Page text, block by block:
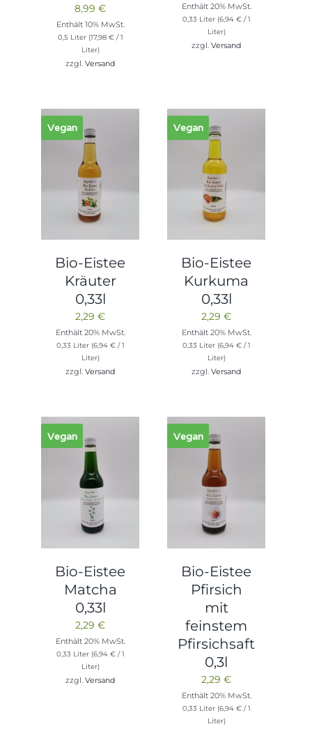
8,99€
Enthält 10% MwSt.
0,5 Liter (17,98 €/ 1
Liter)
zzgl.Versand
Enthält 20% MwSt.
0,33 Liter (6,94 €/ 1
Liter)
zzgl.Versand
Vegan
Bio-Eistee
Kräuter
0,33l
2,29€
Enthält 20% MwSt.
0,33 Liter (6,94 €/ 1
Liter)
zzgl.Versand
Vegan
Bio-Eistee
Kurkuma
0,33l
2,29€
Enthält 20% MwSt.
0,33 Liter (6,94 €/ 1
Liter)
zzgl.Versand
Vegan
Bio-Eistee
Matcha
0,33l
2,29€
Enthält 20% MwSt.
0,33 Liter (6,94 €/ 1
Liter)
zzgl.Versand
Vegan
Bio-Eistee
Pfirsich
mit
feinstem
Pfirsichsaft
0,3l
2,29€
Enthält 20% MwSt.
0,33 Liter (6,94 €/ 1
Liter)